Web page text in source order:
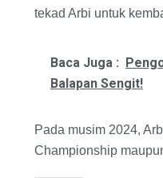
tekad Arbi untuk
Baca Juga :
Balapan Sengit!
Pada musim 2024,
Championship